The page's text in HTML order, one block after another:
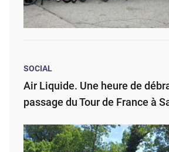
SOCIAL
Air Liquide. Une heure de
passage du Tour de France à